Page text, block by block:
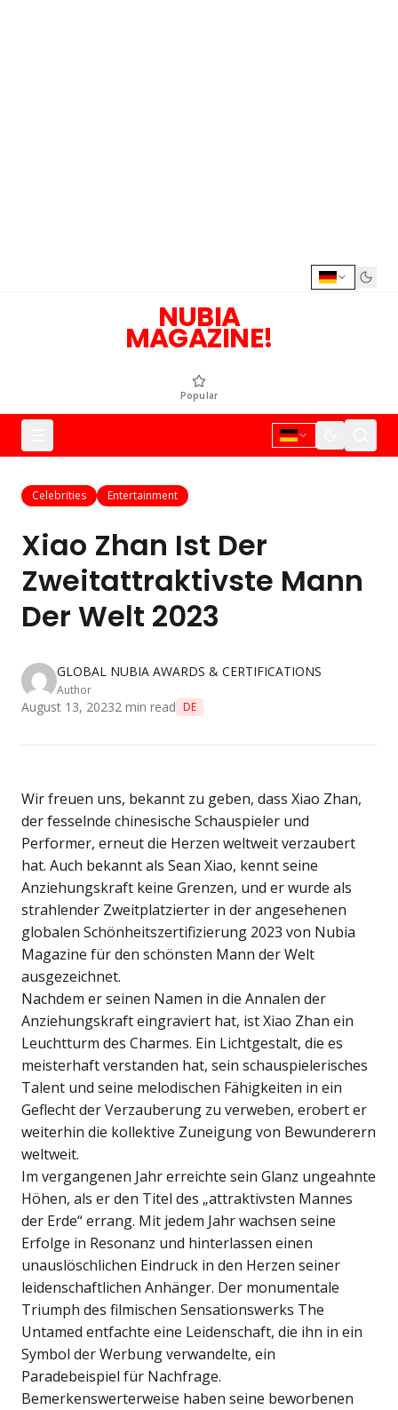
NUBIA
MAGAZINE!
Popular
Celebrities Entertainment
Xiao Zhan Ist Der
Zweitattraktivste Mann
Der Welt 2023
GLOBAL NUBIA AWARDS & CERTIFICATIONS
Author
August 13, 20232 min read DE
Wir freuen uns, bekannt zu geben, dass Xiao Zhan,
der fesselnde chinesische Schauspieler und
Performer, erneut die Herzen weltweit verzaubert
hat. Auch bekannt als Sean Xiao, kennt seine
Anziehungskraft keine Grenzen, und er wurde als
strahlender Zweitplatzierter in der angesehenen
globalen Schönheitszertifizierung 2023 von Nubia
Magazine für den schönsten Mann der Welt
ausgezeichnet.
Nachdem er seinen Namen in die Annalen der
Anziehungskraft eingraviert hat, ist Xiao Zhan ein
Leuchtturm des Charmes. Ein Lichtgestalt, die es
meisterhaft verstanden hat, sein schauspielerisches
Talent und seine melodischen Fähigkeiten in ein
Geflecht der Verzauberung zu verweben, erobert er
weiterhin die kollektive Zuneigung von Bewunderern
weltweit.
Im vergangenen Jahr erreichte sein Glanz ungeahnte
Höhen, als er den Titel des „attraktivsten Mannes
der Erde“ errang. Mit jedem Jahr wachsen seine
Erfolge in Resonanz und hinterlassen einen
unauslöschlichen Eindruck in den Herzen seiner
leidenschaftlichen Anhänger. Der monumentale
Triumph des filmischen Sensationswerks The
Untamed entfachte eine Leidenschaft, die ihn in ein
Symbol der Werbung verwandelte, ein
Paradebeispiel für Nachfrage.
Bemerkenswerterweise haben seine beworbenen